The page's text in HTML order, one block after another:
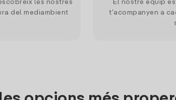
les nostres
del mediambient
El nostre equip
t'acompanyen a